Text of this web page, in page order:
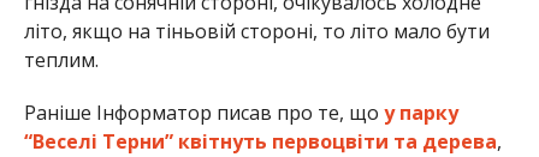
літо, якщо на тіньовій стороні, то літо мало бути
теплим.
Раніше Інформатор писав про те, що у парку
“Веселі Терни” квітнуть первоцвіти та дерева,